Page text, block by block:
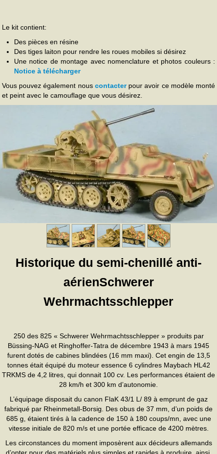
Le kit contient:
Des pièces en résine
Des tiges laiton pour rendre les roues mobiles si désirez
Une notice de montage avec nomenclature et photos couleurs :
Notice à télécharger
Vous pouvez également nous contacterpour avoir ce modèle monté
et peint avec le camouflage que vous désirez.
Historique du semi-chenillé anti-
aérienSchwerer
Wehrmachtsschlepper
250 des 825 « Schwerer Wehrmachtsschlepper » produits par
Büssing-NAG et Ringhoffer-Tatra de décembre 1943 à mars 1945
furent dotés de cabines blindées (16 mm maxi). Cet engin de 13,5
tonnes était équipé du moteur essence 6 cylindres Maybach HL42
TRKMS de 4,2 litres, qui donnait 100 cv. Les performances étaient de
28 km/h et 300 km d’autonomie.
L’équipage disposait du canon FlaK 43/1 L/ 89 à emprunt de gaz
fabriqué par Rheinmetall-Borsig. Des obus de 37 mm, d’un poids de
685 g, étaient tirés à la cadence de 150 à 180 coups/mn, avec une
vitesse initiale de 820 m/s et une portée efficace de 4200 mètres.
Les circonstances du moment imposèrent aux décideurs allemands